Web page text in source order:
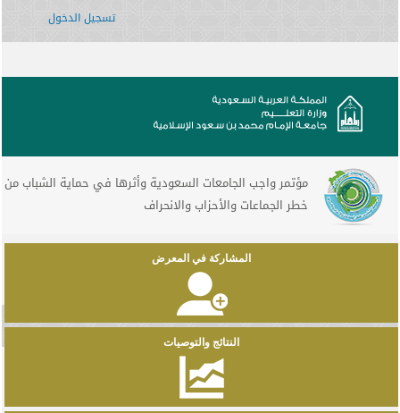
تسجيل الدخول
مؤتمر واجب الجامعات السعودية وأثرها في حماية الشباب من
خطر الجماعات والأحزاب والانحراف
المشاركة في المعرض
النتائج والتوصيات